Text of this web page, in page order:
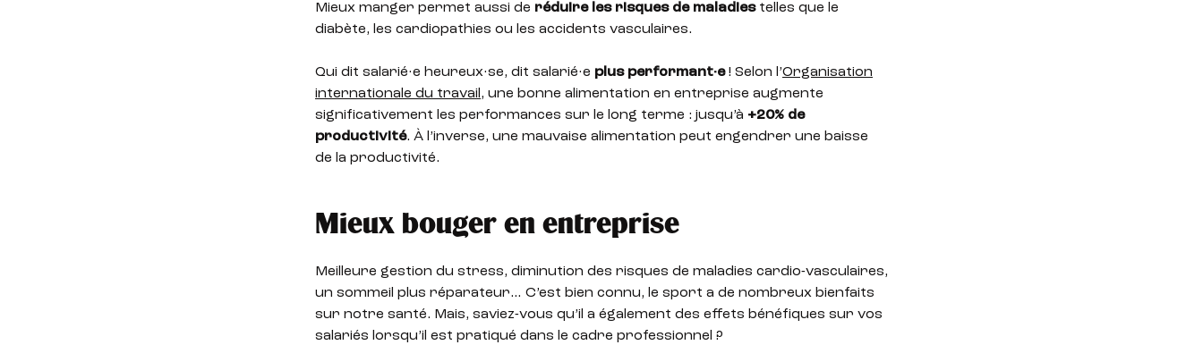
Mieux manger permet aussi de réduire les risques de maladiestelles que le
diabète, les cardiopathies ou les accidents vasculaires.
Qui dit salarié·e heureux·se, dit salarié·e plus performant·e! Selon l’Organisation
internationale du travail , une bonne alimentation en entreprise augmente
significativement les performances sur le long terme : jusqu’à +20% de
productivité. À l’inverse, une mauvaise alimentation peut engendrer une baisse
de la productivité.
Mieux bouger en entreprise
Meilleure gestion du stress, diminution des risques de maladies cardio-vasculaires,
un sommeil plus réparateur… C’est bien connu, le sport a de nombreux bienfaits
sur notre santé. Mais, saviez-vous qu’il a également des effets bénéfiques sur vos
salariés lorsqu’il est pratiqué dans le cadre professionnel ?